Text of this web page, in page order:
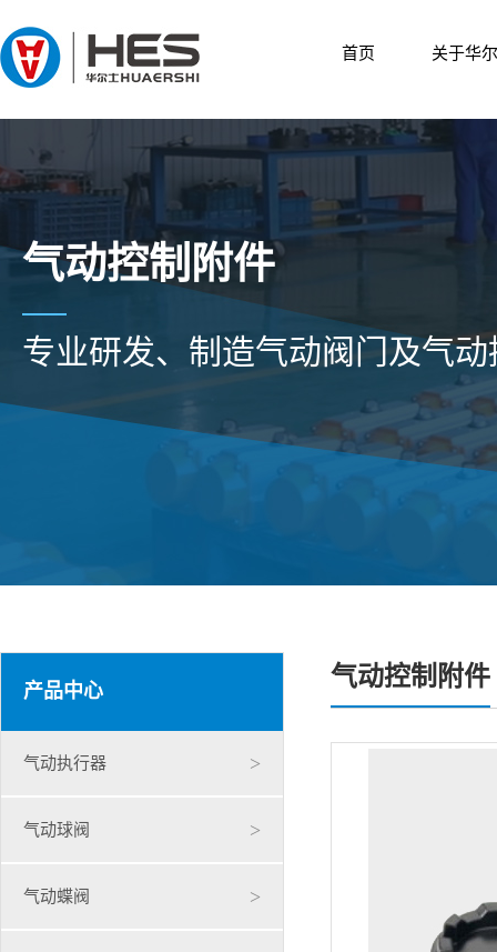
首页 关于华
气动控制附件
专业研发、制造气动阀门及气
产品中心
气动执行器 >
气动球阀 >
气动蝶阀 >
气动控制附件